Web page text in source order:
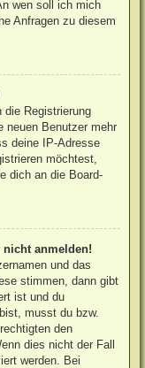
wen soll ich mich
Anfragen zu diesem
die Registrierung
neuen Benutzer mehr
deine IP-Adresse
möchtest,
dich an die Board-
anmelden!
und das
stimmen, dann gibt
ist und du
musst du bzw.
den
dies nicht der Fall
werden. Bei